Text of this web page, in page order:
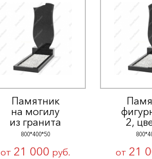
Памятник
на могилу
из гранита
800*400*50
от 21 000 руб.
2,
от 21